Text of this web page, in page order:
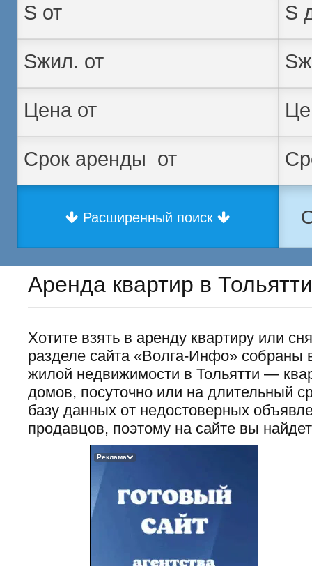
Расширенный поиск
Аренда квартир в Тольятти
Хотите взять в аренду квартиру или
разделе сайта «Волга-Инфо» собраны
жилой недвижимости в Тольятти —
домов, посуточно или на длительный
базу данных от недостоверных
продавцов, поэтому на сайте вы
Реклама